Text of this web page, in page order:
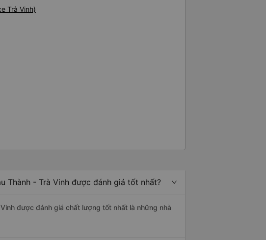
Trà Vinh)
Thành - Trà Vinh được đánh giá tốt nhất?
được đánh giá chất lượng tốt nhất là những nhà